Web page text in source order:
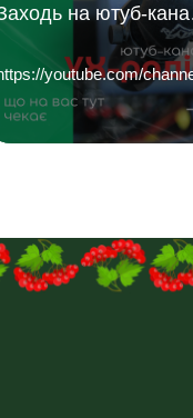
на ютуб-
«УХ Радіо 101,1 фм»
youtube.com/